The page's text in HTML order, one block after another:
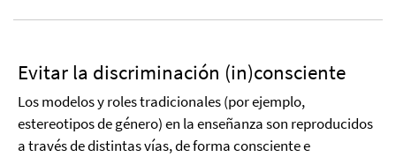
Evitar la discriminación (in)consciente
Los modelos y roles tradicionales (por ejemplo,
estereotipos de género) en la enseñanza son reproducidos
a través de distintas vías, de forma consciente e